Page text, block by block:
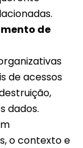
de
de acessos
dados.
o contexto e